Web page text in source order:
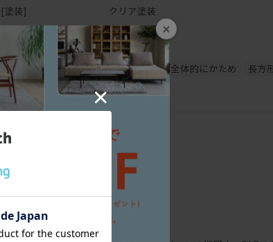
×
鉄の無骨な素材感を生かしながら、デザインはミニマルで普遍的
「鉄製家具」と聞いてイメージする冷たい印象はなく、温かみさ
職人によって作り出された製品1つ1つの独特の表情が魅力的です
使い込むほどに味わいが深まり、時を経てより価値を増す点も魅
無垢の鉄は重量感がありますが、それだけに強度と安定感があり
また、鉄の素地の上にクリアの粉体焼付塗装が施してあります。
塗装が厚く頑丈なため、傷つきにくく、耐久性・耐候性に優れて
鉄素地の色・かすり傷・溶接跡・削り跡をいかしたまま塗装を施
製品によって見え方が変わるのも味わい深いです。
[塗装]
クリア塗装
[張地]
ファブリック
[付属品]
フェルト
[その他仕様]
アームなし 全体的にかため 長方
保証
保証期間
1年
保証内容